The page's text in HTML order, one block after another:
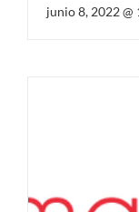
junio 8, 2022 @